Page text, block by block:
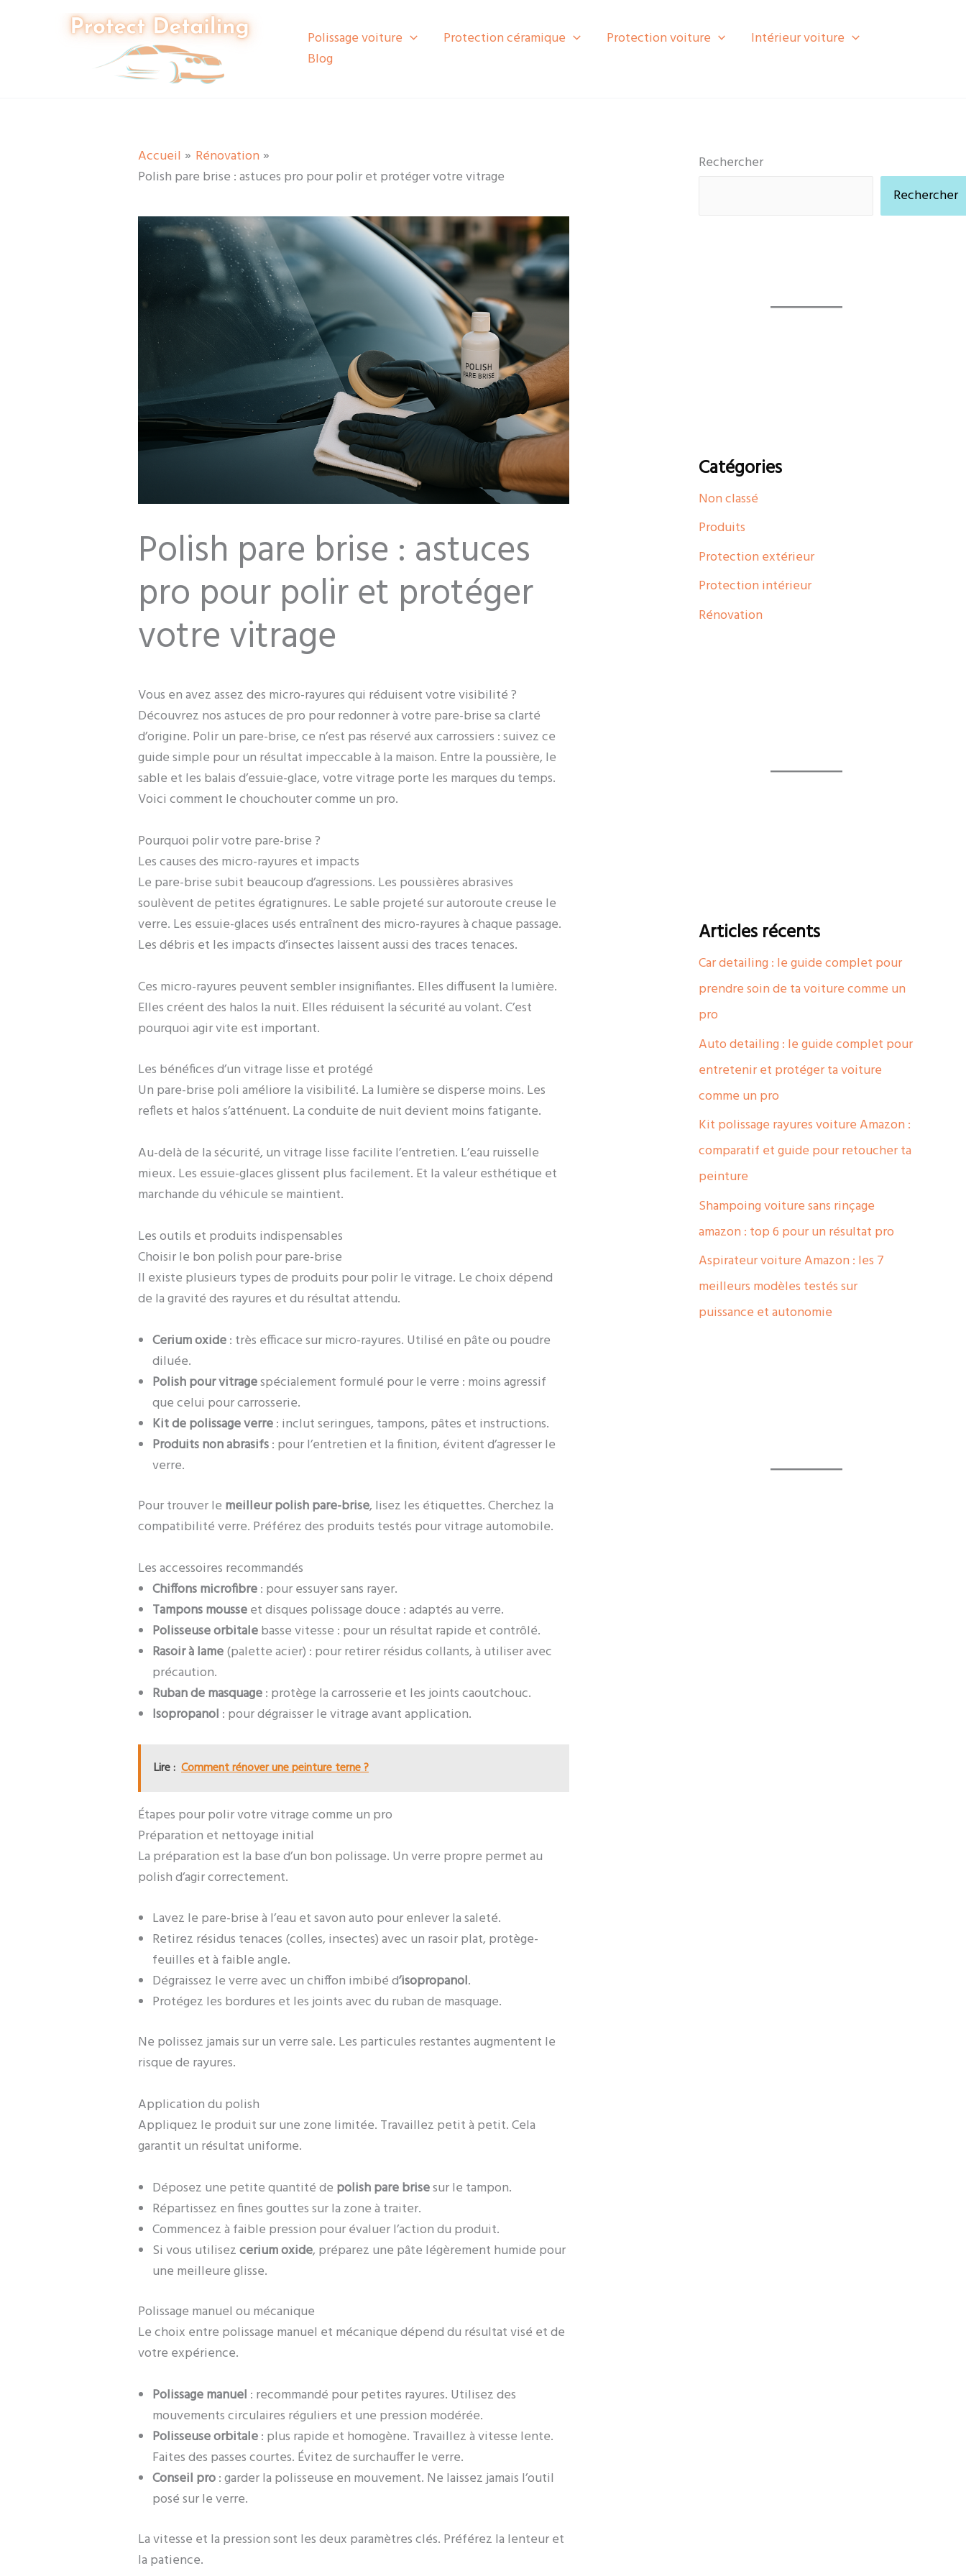
Polissage voiture Protection céramique Protection voiture
Intérieur voiture
Blog
Accueil
Rénovation
Polish pare brise : astuces pro pour polir et protéger votre vitrage
Polish pare brise : astuces
pro pour polir et protéger
votre vitrage
Vous en avez assez des micro-rayures qui réduisent votre visibilité ?
Découvrez nos astuces de pro pour redonner à votre pare-brise sa clarté
d’origine. Polir un pare-brise, ce n’est pas réservé aux carrossiers : suivez ce
guide simple pour un résultat impeccable à la maison. Entre la poussière, le
sable et les balais d’essuie-glace, votre vitrage porte les marques du temps.
Voici comment le chouchouter comme un pro.
Pourquoi polir votre pare-brise ?
Les causes des micro-rayures et impacts
Le pare-brise subit beaucoup d’agressions. Les poussières abrasives
soulèvent de petites égratignures. Le sable projeté sur autoroute creuse le
verre. Les essuie-glaces usés entraînent des micro-rayures à chaque passage.
Les débris et les impacts d’insectes laissent aussi des traces tenaces.
Ces micro-rayures peuvent sembler insignifiantes. Elles diffusent la lumière.
Elles créent des halos la nuit. Elles réduisent la sécurité au volant. C’est
pourquoi agir vite est important.
Les bénéfices d’un vitrage lisse et protégé
Un pare-brise poli améliore la visibilité. La lumière se disperse moins. Les
reflets et halos s’atténuent. La conduite de nuit devient moins fatigante.
Au-delà de la sécurité, un vitrage lisse facilite l’entretien. L’eau ruisselle
mieux. Les essuie-glaces glissent plus facilement. Et la valeur esthétique et
marchande du véhicule se maintient.
Les outils et produits indispensables
Choisir le bon polish pour pare-brise
Il existe plusieurs types de produits pour polir le vitrage. Le choix dépend
de la gravité des rayures et du résultat attendu.
Cerium oxide: très efficace sur micro-rayures. Utilisé en pâte ou poudre
diluée.
Polish pour vitragespécialement formulé pour le verre : moins agressif
que celui pour carrosserie.
Kit de polissage verre: inclut seringues, tampons, pâtes et instructions.
Produits non abrasifs: pour l’entretien et la finition, évitent d’agresser le
verre.
Pour trouver le meilleur polish pare-brise, lisez les étiquettes. Cherchez la
compatibilité verre. Préférez des produits testés pour vitrage automobile.
Les accessoires recommandés
Chiffons microfibre: pour essuyer sans rayer.
Tampons mousseet disques polissage douce : adaptés au verre.
Polisseuse orbitalebasse vitesse : pour un résultat rapide et contrôlé.
Rasoir à lame(palette acier) : pour retirer résidus collants, à utiliser avec
précaution.
Ruban de masquage: protège la carrosserie et les joints caoutchouc.
Isopropanol : pour dégraisser le vitrage avant application.
Lire : Comment rénover une peinture terne ?
Étapes pour polir votre vitrage comme un pro
Préparation et nettoyage initial
La préparation est la base d’un bon polissage. Un verre propre permet au
polish d’agir correctement.
Lavez le pare-brise à l’eau et savon auto pour enlever la saleté.
Retirez résidus tenaces (colles, insectes) avec un rasoir plat, protège-
feuilles et à faible angle.
Dégraissez le verre avec un chiffon imbibé d’isopropanol.
Protégez les bordures et les joints avec du ruban de masquage.
Ne polissez jamais sur un verre sale. Les particules restantes augmentent le
risque de rayures.
Application du polish
Appliquez le produit sur une zone limitée. Travaillez petit à petit. Cela
garantit un résultat uniforme.
Déposez une petite quantité de polish pare brisesur le tampon.
Répartissez en fines gouttes sur la zone à traiter.
Commencez à faible pression pour évaluer l’action du produit.
Si vous utilisezcerium oxide, préparez une pâte légèrement humide pour
une meilleure glisse.
Polissage manuel ou mécanique
Le choix entre polissage manuel et mécanique dépend du résultat visé et de
votre expérience.
Polissage manuel : recommandé pour petites rayures. Utilisez des
mouvements circulaires réguliers et une pression modérée.
Polisseuse orbitale: plus rapide et homogène. Travaillez à vitesse lente.
Faites des passes courtes. Évitez de surchauffer le verre.
Conseil pro: garder la polisseuse en mouvement. Ne laissez jamais l’outil
posé sur le verre.
La vitesse et la pression sont les deux paramètres clés. Préférez la lenteur et
la patience.
Rechercher
Rechercher
Catégories
Non classé
Produits
Protection extérieur
Protection intérieur
Rénovation
Articles récents
Car detailing : le guide complet pour
prendre soin de ta voiture comme un
pro
Auto detailing : le guide complet pour
entretenir et protéger ta voiture
comme un pro
Kit polissage rayures voiture Amazon :
comparatif et guide pour retoucher ta
peinture
Shampoing voiture sans rinçage
amazon : top 6 pour un résultat pro
Aspirateur voiture Amazon : les 7
meilleurs modèles testés sur
puissance et autonomie